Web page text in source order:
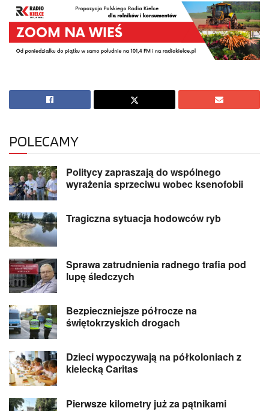
POLECAMY
Politycy zapraszają do wspólnego
wyrażenia sprzeciwu wobec ksenofobii
Tragiczna sytuacja hodowców ryb
Sprawa zatrudnienia radnego trafia pod
lupę śledczych
Bezpieczniejsze półrocze na
świętokrzyskich drogach
Dzieci wypoczywają na półkoloniach z
kielecką Caritas
Pierwsze kilometry już za pątnikami